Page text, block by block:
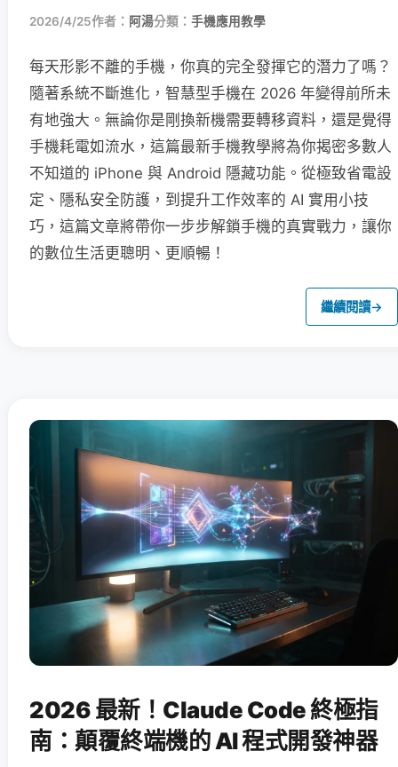
2026/4/25作者： 阿湯分類： 手機應用教學
每天形影不離的手機，你真的完全發揮它的潛力了嗎？
隨著系統不斷進化，智慧型手機在 2026 年變得前所未
有地強大。無論你是剛換新機需要轉移資料，還是覺得
手機耗電如流水，這篇最新手機教學將為你揭密多數人
不知道的 iPhone 與 Android 隱藏功能。從極致省電設
定、隱私安全防護，到提升工作效率的 AI 實用小技
巧，這篇文章將帶你一步步解鎖手機的真實戰力，讓你
的數位生活更聰明、更順暢！
繼續閱讀→
2026 最新！Claude Code 終極指
南：顛覆終端機的 AI 程式開發神器